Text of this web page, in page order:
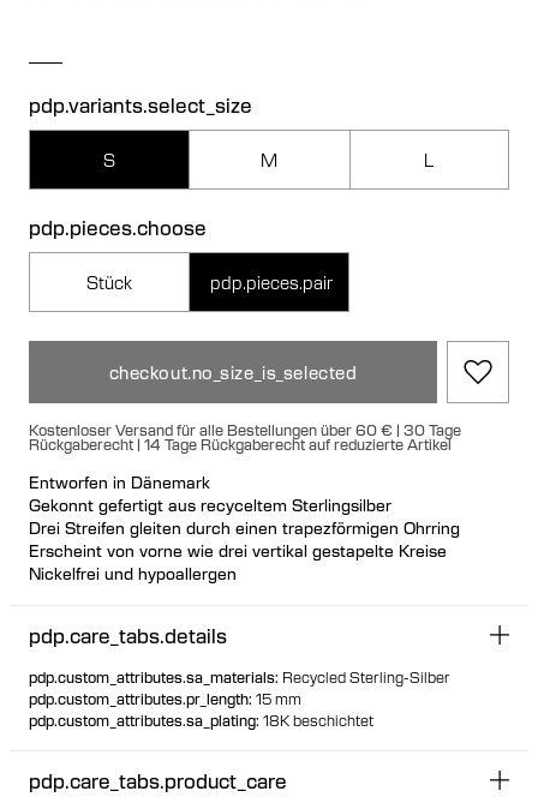
pdp.variants.select_size
S M L
pdp.pieces.choose
Stück pdp.pieces.pair
checkout.no_size_is_selected
Kostenloser Versand für alle Bestellungen über 60 € | 30 Tage
Rückgaberecht | 14 Tage Rückgaberecht auf reduzierte Artikel
Entworfen in Dänemark
Gekonnt gefertigt aus recyceltem Sterlingsilber
Drei Streifen gleiten durch einen trapezförmigen Ohrring
Erscheint von vorne wie drei vertikal gestapelte Kreise
Nickelfrei und hypoallergen
Sitz
Entworfen, um aufrecht zu stehen, wenn nicht getragen
pdp.care_tabs.details
pdp.custom_attributes.sa_materials: Recycled Sterling-Silber
pdp.custom_attributes.pr_length: 15 mm
pdp.custom_attributes.sa_plating: 18K beschichtet
pdp.care_tabs.product_care